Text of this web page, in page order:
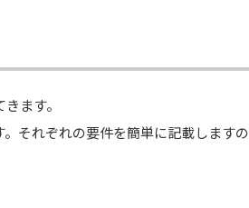
ます。
それぞれの要件を簡単に記載しますの